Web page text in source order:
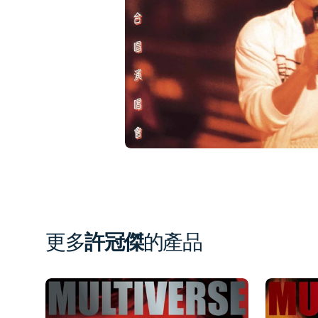
in
更多許冠傑的產品